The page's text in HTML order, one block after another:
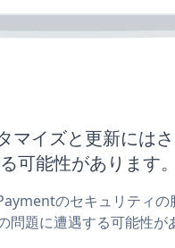
イズと更新には
可能性があります。
のセキュリティの
題に遭遇する可能性が